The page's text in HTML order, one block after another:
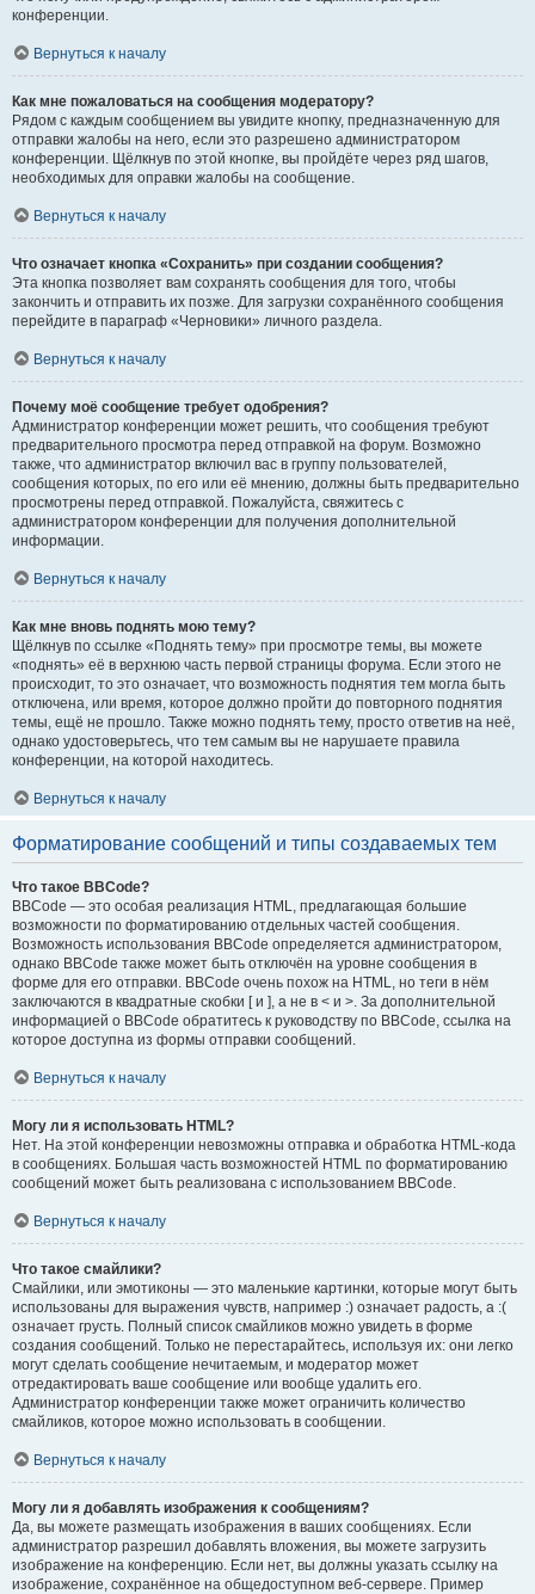
конференции.
Вернуться к началу
Как мне пожаловаться на сообщения модератору?
Рядом с каждым сообщением вы увидите кнопку, предназначенную для
отправки жалобы на него, если это разрешено администратором
конференции. Щёлкнув по этой кнопке, вы пройдёте через ряд шагов,
необходимых для оправки жалобы на сообщение.
Вернуться к началу
Что означает кнопка «Сохранить» при создании сообщения?
Эта кнопка позволяет вам сохранять сообщения для того, чтобы
закончить и отправить их позже. Для загрузки сохранённого сообщения
перейдите в параграф «Черновики» личного раздела.
Вернуться к началу
Почему моё сообщение требует одобрения?
Администратор конференции может решить, что сообщения требуют
предварительного просмотра перед отправкой на форум. Возможно
также, что администратор включил вас в группу пользователей,
сообщения которых, по его или её мнению, должны быть предварительно
просмотрены перед отправкой. Пожалуйста, свяжитесь с
администратором конференции для получения дополнительной
информации.
Вернуться к началу
Как мне вновь поднять мою тему?
Щёлкнув по ссылке «Поднять тему» при просмотре темы, вы можете
«поднять» её в верхнюю часть первой страницы форума. Если этого не
происходит, то это означает, что возможность поднятия тем могла быть
отключена, или время, которое должно пройти до повторного поднятия
темы, ещё не прошло. Также можно поднять тему, просто ответив на неё,
однако удостоверьтесь, что тем самым вы не нарушаете правила
конференции, на которой находитесь.
Вернуться к началу
Форматирование сообщений и типы создаваемых тем
Что такое BBCode?
BBCode — это особая реализация HTML, предлагающая большие
возможности по форматированию отдельных частей сообщения.
Возможность использования BBCode определяется администратором,
однако BBCode также может быть отключён на уровне сообщения в
форме для его отправки. BBCode очень похож на HTML, но теги в нём
заключаются в квадратные скобки [ и ], а не в < и >. За дополнительной
информацией о BBCode обратитесь к руководству по BBCode, ссылка на
которое доступна из формы отправки сообщений.
Вернуться к началу
Могу ли я использовать HTML?
Нет. На этой конференции невозможны отправка и обработка HTML-кода
в сообщениях. Большая часть возможностей HTML по форматированию
сообщений может быть реализована с использованием BBCode.
Вернуться к началу
Что такое смайлики?
Смайлики, или эмотиконы — это маленькие картинки, которые могут быть
использованы для выражения чувств, например :) означает радость, а :(
означает грусть. Полный список смайликов можно увидеть в форме
создания сообщений. Только не перестарайтесь, используя их: они легко
могут сделать сообщение нечитаемым, и модератор может
отредактировать ваше сообщение или вообще удалить его.
Администратор конференции также может ограничить количество
смайликов, которое можно использовать в сообщении.
Вернуться к началу
Могу ли я добавлять изображения к сообщениям?
Да, вы можете размещать изображения в ваших сообщениях. Если
администратор разрешил добавлять вложения, вы можете загрузить
изображение на конференцию. Если нет, вы должны указать ссылку на
изображение, сохранённое на общедоступном веб-сервере. Пример